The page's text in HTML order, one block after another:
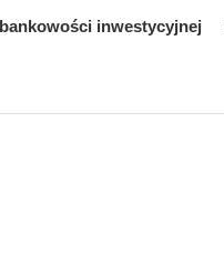
inwestycyjnej